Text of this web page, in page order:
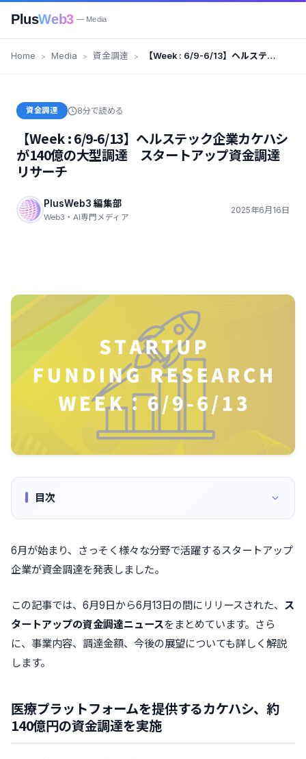
PlusWeb3 — Media
Home Media 資金調達
【Week : 6/9-6/13】ヘルステッ
資金調達 8分で読める
【Week : 6/9-6/13】ヘルステック企業カケハシ
が140億の大型調達 スタートアップ資金調達
リサーチ
PlusWeb3 編集部
Web3・AI専門メディア
2025年6月16日
目次
6月が始まり、さっそく様々な分野で活躍するスタートアップ
企業が資金調達を発表しました。
この記事では、6月9日から6月13日の間にリリースされた、 ス
タートアップの資金調達ニュースをまとめています。さら
に、事業内容、調達金額、今後の展望についても詳しく解説
します。
医療プラットフォームを提供するカケハシ、約
140億円の資金調達を実施